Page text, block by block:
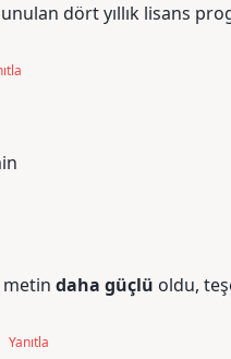
dört yıllık lisans
daha güçlü oldu,
Yanıtla